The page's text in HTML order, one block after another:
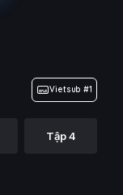
Vietsub #1
Tập 4